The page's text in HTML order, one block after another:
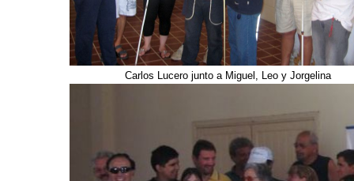
Carlos Lucero junto a Miguel, Leo y Jorgelina